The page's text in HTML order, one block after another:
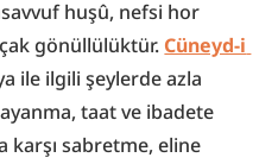
huşû, nefsi hor
gönüllülüktür. Cüneyd-i
ile ilgili şeylerde azla
taat ve ibadete
karşı sabretme, eline